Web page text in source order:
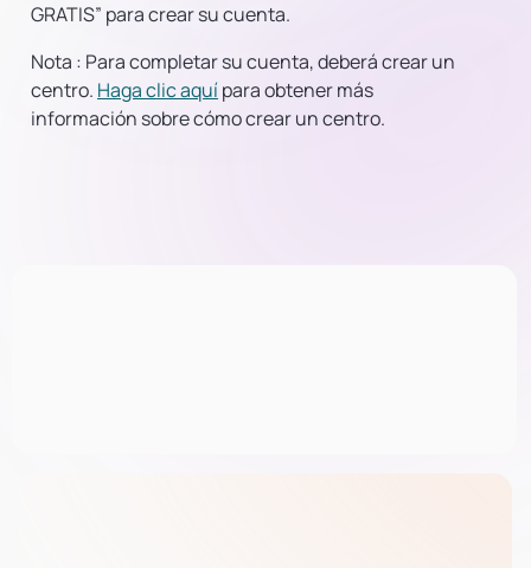
GRATIS” para crear su cuenta.
Nota : Para completar su cuenta, deberá crear un
centro. Haga clic aquípara obtener más
información sobre cómo crear un centro.